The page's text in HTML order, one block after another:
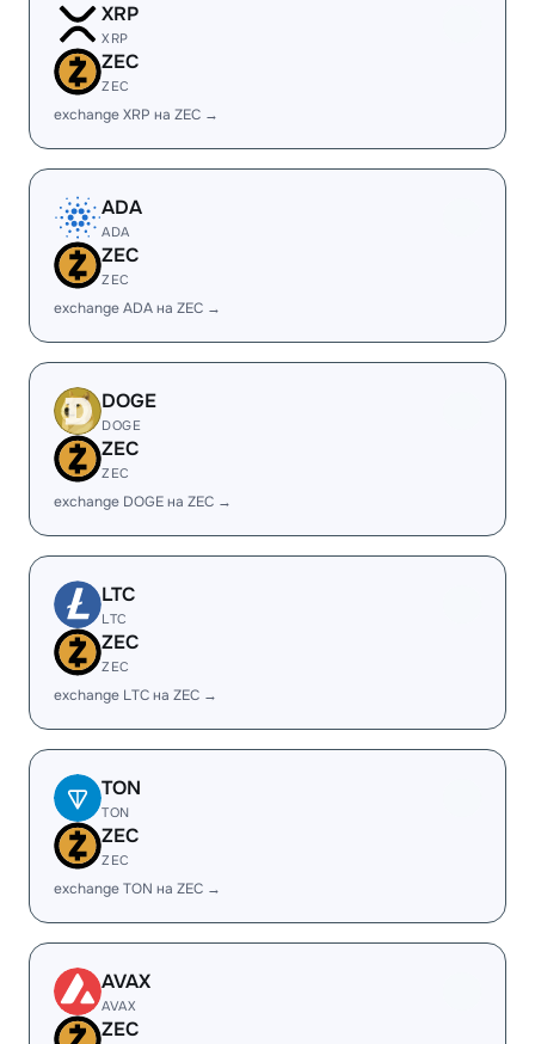
XRP
XRP
ZEC
ZEC
exchange XRP на ZEC →
ADA
ADA
ZEC
ZEC
exchange ADA на ZEC →
DOGE
DOGE
ZEC
ZEC
exchange DOGE на ZEC →
LTC
LTC
ZEC
ZEC
exchange LTC на ZEC →
TON
TON
ZEC
ZEC
exchange TON на ZEC →
AVAX
AVAX
ZEC